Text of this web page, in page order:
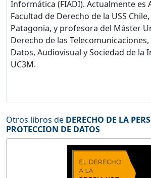
Informática (FIADI). Actualmente es
Facultad de Derecho de la USS
Patagonia, y profesora del Máster
Derecho de las
Datos, Audiovisual y Sociedad de la
UC3M.
Otros libros de DERECHO DE LA
PROTECCION DE DATOS